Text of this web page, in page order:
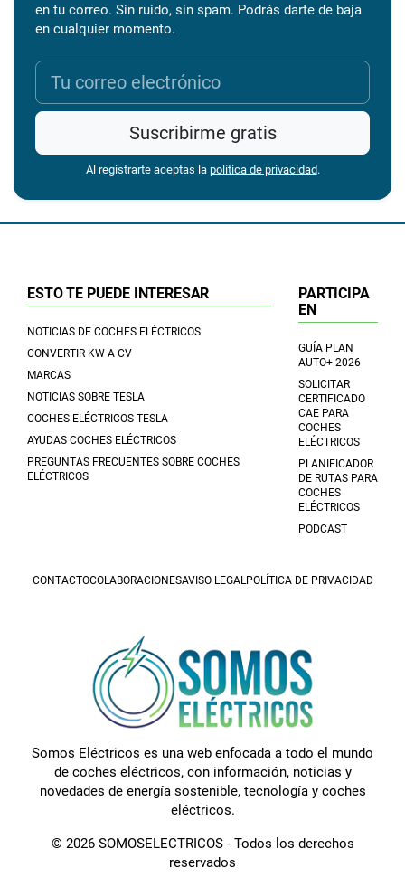
en tu correo. Sin ruido, sin spam. Podrás darte de baja
en cualquier momento.
Suscribirme gratis
Al registrarte aceptas la política de privacidad.
ESTO TE PUEDE INTERESAR
NOTICIAS DE COCHES ELÉCTRICOS
CONVERTIR KW A CV
MARCAS
NOTICIAS SOBRE TESLA
COCHES ELÉCTRICOS TESLA
AYUDAS COCHES ELÉCTRICOS
PREGUNTAS FRECUENTES SOBRE COCHES
ELÉCTRICOS
PARTICIPA
EN
GUÍA PLAN
AUTO+ 2026
SOLICITAR
CERTIFICADO
CAE PARA
COCHES
ELÉCTRICOS
PLANIFICADOR
DE RUTAS PARA
COCHES
ELÉCTRICOS
PODCAST
CONTACTOCOLABORACIONESAVISO LEGAL POLÍTICA DE PRIVACIDAD
Somos Eléctricos es una web enfocada a todo el mundo
de coches eléctricos, con información, noticias y
novedades de energía sostenible, tecnología y coches
eléctricos.
© 2026 SOMOSELECTRICOS - Todos los derechos
reservados